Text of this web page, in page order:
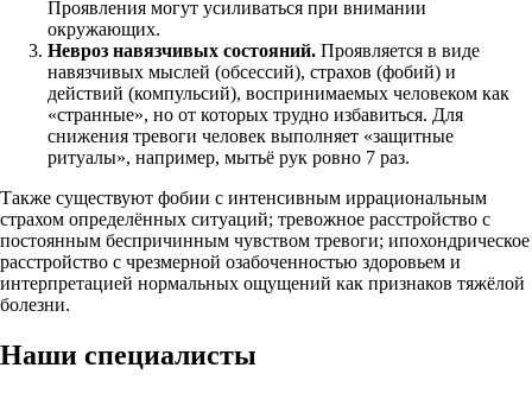
Проявления могут усиливаться при внимании
окружающих.
Невроз навязчивых состояний. Проявляется в виде
навязчивых мыслей (обсессий), страхов (фобий) и
действий (компульсий), воспринимаемых человеком как
«странные», но от которых трудно избавиться. Для
снижения тревоги человек выполняет «защитные
ритуалы», например, мытьё рук ровно 7 раз.
Также существуют фобии с интенсивным иррациональным
страхом определённых ситуаций; тревожное расстройство с
постоянным беспричинным чувством тревоги; ипохондрическое
расстройство с чрезмерной озабоченностью здоровьем и
интерпретацией нормальных ощущений как признаков тяжёлой
болезни.
Наши специалисты